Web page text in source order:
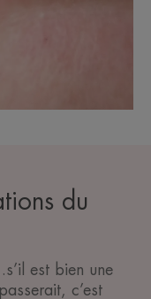
du
est bien une
c’est